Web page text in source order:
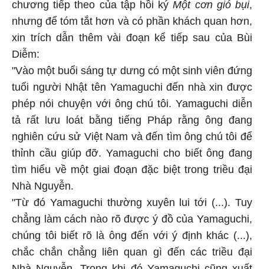
chương tiếp theo của tập hồi kýMột cơn gió bụi,
nhưng để tóm tắt hơn và có phần khách quan hơn,
xin trích dẫn thêm vài đoạn kể tiếp sau của Bùi
Diễm:
"Vào một buổi sáng tự dưng có một sinh viên đứng
tuổi người Nhật tên Yamaguchi đến nhà xin được
phép nói chuyện với ông chú tôi. Yamaguchi diễn
tả rất lưu loát bằng tiếng Pháp rằng ông đang
nghiên cứu sử Việt Nam và đến tìm ông chú tôi để
thỉnh cầu giúp đỡ. Yamaguchi cho biết ông đang
tìm hiểu về một giai đoạn đặc biệt trong triều đại
Nhà Nguyễn.
"Từ đó Yamaguchi thường xuyên lui tới (...). Tuy
chẳng làm cách nào rõ được ý đồ của Yamaguchi,
chúng tôi biết rõ là ông đến với ý định khác (...),
chắc chắn chẳng liên quan gì đến các triều đại